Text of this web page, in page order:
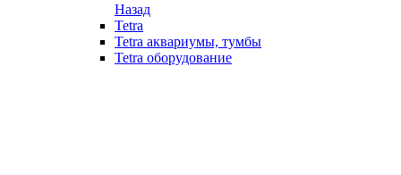
Назад
Tetra
Tetra аквариумы, тумбы
Tetra оборудование